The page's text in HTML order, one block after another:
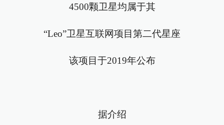
4500颗卫星均属于其
“Leo”卫星互联网项目第二代星座
该项目于2019年公布
据介绍